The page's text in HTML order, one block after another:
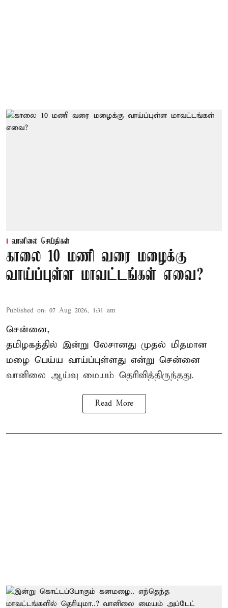
வானிலை செய்திகள்
காலை 10 மணி வரை மழைக்கு
வாய்ப்புள்ள மாவட்டங்கள் எவை?
Published on: 07 Aug 2026, 1:31 am
சென்னை,
தமிழகத்தில் இன்று லேசானது முதல் மிதமான
மழை பெய்ய வாய்ப்புள்ளது என்று சென்னை
வானிலை ஆய்வு மையம் தெரிவித்திருந்தது.
Read More